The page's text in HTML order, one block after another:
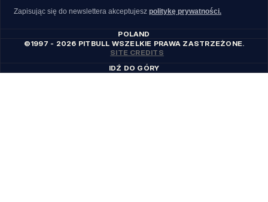
Zapisując się do newslettera akceptujesz politykę prywatności.
POLAND
©1997 - 2026 PITBULL WSZELKIE PRAWA ZASTRZEŻONE.
SITE CREDITS
IDŹ DO GÓRY